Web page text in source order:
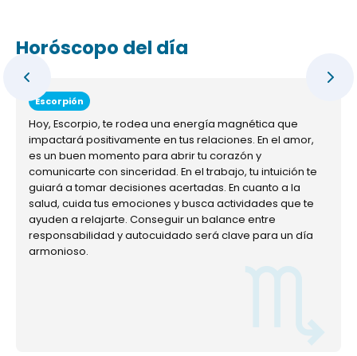
Horóscopo del día
Escorpión
Hoy, Escorpio, te rodea una energía magnética que
impactará positivamente en tus relaciones. En el amor,
es un buen momento para abrir tu corazón y
comunicarte con sinceridad. En el trabajo, tu intuición te
guiará a tomar decisiones acertadas. En cuanto a la
salud, cuida tus emociones y busca actividades que te
ayuden a relajarte. Conseguir un balance entre
responsabilidad y autocuidado será clave para un día
armonioso.